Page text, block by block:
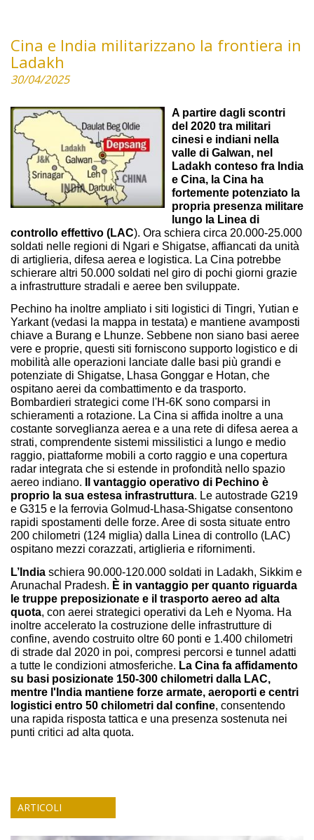
Cina e India militarizzano la frontiera in
Ladakh
30/04/2025
A partire dagli scontri
del 2020 tra militari
cinesi e indiani nella
valle di Galwan, nel
Ladakh conteso fra India
e Cina, la Cina ha
fortemente potenziato la
propria presenza militare
lungo la Linea di
controllo effettivo (LAC). Ora schiera circa 20.000-25.000
soldati nelle regioni di Ngari e Shigatse, affiancati da unità
di artiglieria, difesa aerea e logistica. La Cina potrebbe
schierare altri 50.000 soldati nel giro di pochi giorni grazie
a infrastrutture stradali e aeree ben sviluppate.
Pechino ha inoltre ampliato i siti logistici di Tingri, Yutian e
Yarkant (vedasi la mappa in testata) e mantiene avamposti
chiave a Burang e Lhunze. Sebbene non siano basi aeree
vere e proprie, questi siti forniscono supporto logistico e di
mobilità alle operazioni lanciate dalle basi più grandi e
potenziate di Shigatse, Lhasa Gonggar e Hotan, che
ospitano aerei da combattimento e da trasporto.
Bombardieri strategici come l'H-6K sono comparsi in
schieramenti a rotazione. La Cina si affida inoltre a una
costante sorveglianza aerea e a una rete di difesa aerea a
strati, comprendente sistemi missilistici a lungo e medio
raggio, piattaforme mobili a corto raggio e una copertura
radar integrata che si estende in profondità nello spazio
aereo indiano.
Il vantaggio operativo di Pechino è
proprio la sua estesa infrastruttura. Le autostrade G219
e G315 e la ferrovia Golmud-Lhasa-Shigatse consentono
rapidi spostamenti delle forze. Aree di sosta situate entro
200 chilometri (124 miglia) dalla Linea di controllo (LAC)
ospitano mezzi corazzati, artiglieria e rifornimenti.
L’India schiera 90.000-120.000 soldati in Ladakh, Sikkim e
Arunachal Pradesh. È in vantaggio per quanto riguarda
le truppe preposizionate e il trasporto aereo ad alta
quota, con aerei strategici operativi da Leh e Nyoma. Ha
inoltre accelerato la costruzione delle infrastrutture di
confine, avendo costruito oltre 60 ponti e 1.400 chilometri
di strade dal 2020 in poi, compresi percorsi e tunnel adatti
a tutte le condizioni atmosferiche. La Cina fa affidamento
su basi posizionate 150-300 chilometri dalla LAC,
mentre l'India mantiene forze armate, aeroporti e centri
logistici entro 50 chilometri dal confine, consentendo
una rapida risposta tattica e una presenza sostenuta nei
punti critici ad alta quota.
ARTICOLI